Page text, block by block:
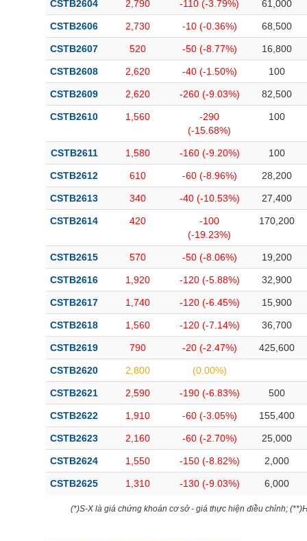
CSTB2604 2,790 -110 (-3.79%) 61,000
CSTB2606 2,730 -10 (-0.36%) 68,500
CSTB2607 520 -50 (-8.77%) 16,800
CSTB2608 2,620 -40 (-1.50%) 100
CSTB2609 2,620 -260 (-9.03%) 82,500
CSTB2610 1,560
-290
(-15.68%)
100
CSTB2611 1,580 -160 (-9.20%) 100
CSTB2612 610 -60 (-8.96%) 28,200
CSTB2613 340 -40 (-10.53%) 27,400
CSTB2614 420
-100
(-19.23%)
170,200
CSTB2615 570 -50 (-8.06%) 19,200
CSTB2616 1,920 -120 (-5.88%) 32,900
CSTB2617 1,740 -120 (-6.45%) 15,900
CSTB2618 1,560 -120 (-7.14%) 36,700
CSTB2619 790 -20 (-2.47%) 425,600
CSTB2620 2,800 (0.00%)
CSTB2621 2,590 -190 (-6.83%) 500
CSTB2622 1,910 -60 (-3.05%) 155,400
CSTB2623 2,160 -60 (-2.70%) 25,000
CSTB2624 1,550 -150 (-8.82%) 2,000
CSTB2625 1,310 -130 (-9.03%) 6,000
(*)S-X là giá chứng khoán cơ sở - giá thực hiện điều chỉnh;
Bài viết của tác giả(-)
Báo cáo phân tích (-)
Thuật ngữ(-)
Dịch vụ(-)
Đào tạo
Sách tài chính
Công cụ đầu tư
Truyền thông tài chính
Dữ liệu tài chính